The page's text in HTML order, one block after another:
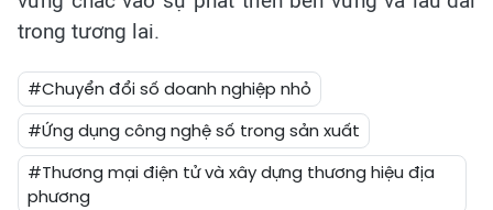
trong tương lai.
#Chuyển đổi số doanh nghiệp nhỏ
#Ứng dụng công nghệ số trong sản xuất
#Thương mại điện tử và xây dựng thương hiệu địa
phương